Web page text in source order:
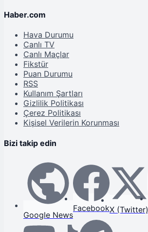
Haber.com
Hava Durumu
Canlı TV
Canlı Maçlar
Fikstür
Puan Durumu
RSS
Kullanım Şartları
Gizlilik Politikası
Çerez Politikası
Kişisel Verilerin Korunması
Bizi takip edin
Google News
FacebookX (Twitter)